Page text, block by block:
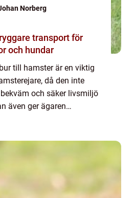
Norberg
och hundar
till hamster är en viktig
då den inte
och säker livsmiljö
även ger ägaren